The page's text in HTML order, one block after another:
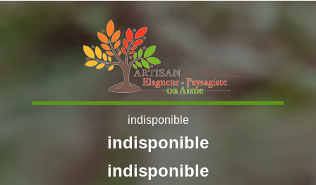
indisponible
indisponible
indisponible